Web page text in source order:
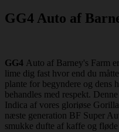
GG4 Auto af
GG4 Auto af Barney's Farm
lime dig fast hvor end du
plante for begyndere og dens
behandles med respekt.
Indica af vores gloriøse
næste generation BF Super
smukke dufte af kaffe og